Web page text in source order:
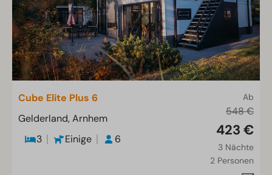
Ab
548 €
423 €
3 Nächte
2 Personen
Cube Elite Plus 6
Gelderland, Arnhem
3
Einige 6